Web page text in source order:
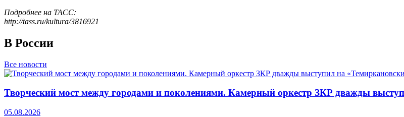
Подробнее на ТАСС:
http://tass.ru/kultura/3816921
В России
Все новости
Творческий мост между городами и поколениями. Камерный оркестр ЗКР дважды
05.08.2026